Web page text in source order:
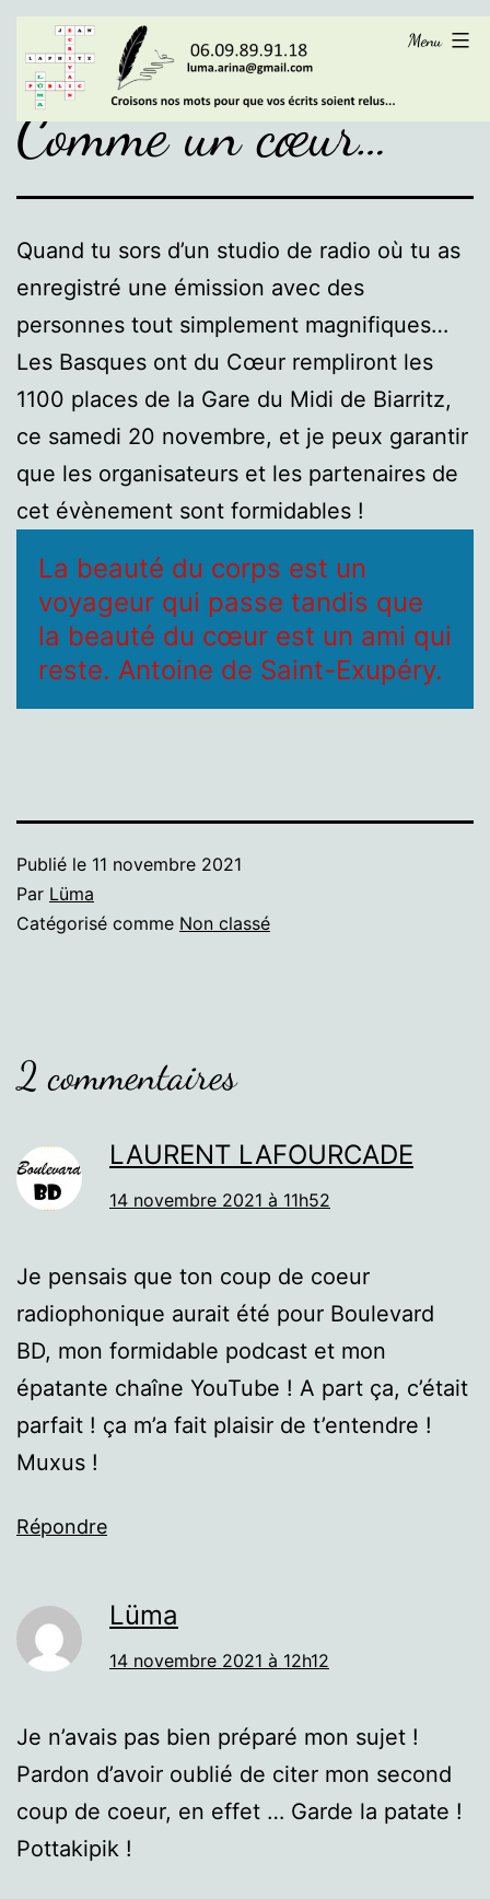
contenu
LÜMA Menu
Comme un cœur…
Quand tu sors d’un studio de radio où tu as
enregistré une émission avec des
personnes tout simplement magnifiques…
Les Basques ont du Cœur rempliront les
1100 places de la Gare du Midi de Biarritz,
ce samedi 20 novembre, et je peux garantir
que les organisateurs et les partenaires de
cet évènement sont formidables !
La beauté du corps est un
voyageur qui passe tandis que
la beauté du cœur est un ami qui
reste. Antoine de Saint-Exupéry.
Publié le 11 novembre 2021
Par Lüma
Catégorisé comme Non classé
2 commentaires
LAURENT LAFOURCADE
14 novembre 2021 à 11h52
Je pensais que ton coup de coeur
radiophonique aurait été pour Boulevard
BD, mon formidable podcast et mon
épatante chaîne YouTube ! A part ça, c’était
parfait ! ça m’a fait plaisir de t’entendre !
Muxus !
Répondre
Lüma
14 novembre 2021 à 12h12
Je n’avais pas bien préparé mon sujet !
Pardon d’avoir oublié de citer mon second
coup de coeur, en effet … Garde la patate !
Pottakipik !